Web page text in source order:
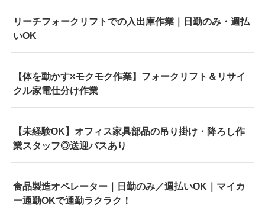
リーチフォークリフトでの入出庫作業｜日勤のみ・週払
いOK
【体を動かす×モクモク作業】フォークリフト＆リサイ
クル家電仕分け作業
【未経験OK】オフィス家具部品の吊り掛け・降ろし作
業スタッフ◎送迎バスあり
食品製造オペレーター｜日勤のみ／週払いOK｜マイカ
ー通勤OKで通勤ラクラク！